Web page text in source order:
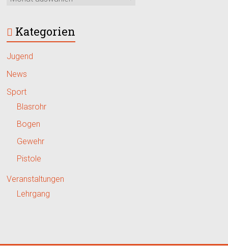
Kategorien
Jugend
News
Sport
Blasrohr
Bogen
Gewehr
Pistole
Veranstaltungen
Lehrgang